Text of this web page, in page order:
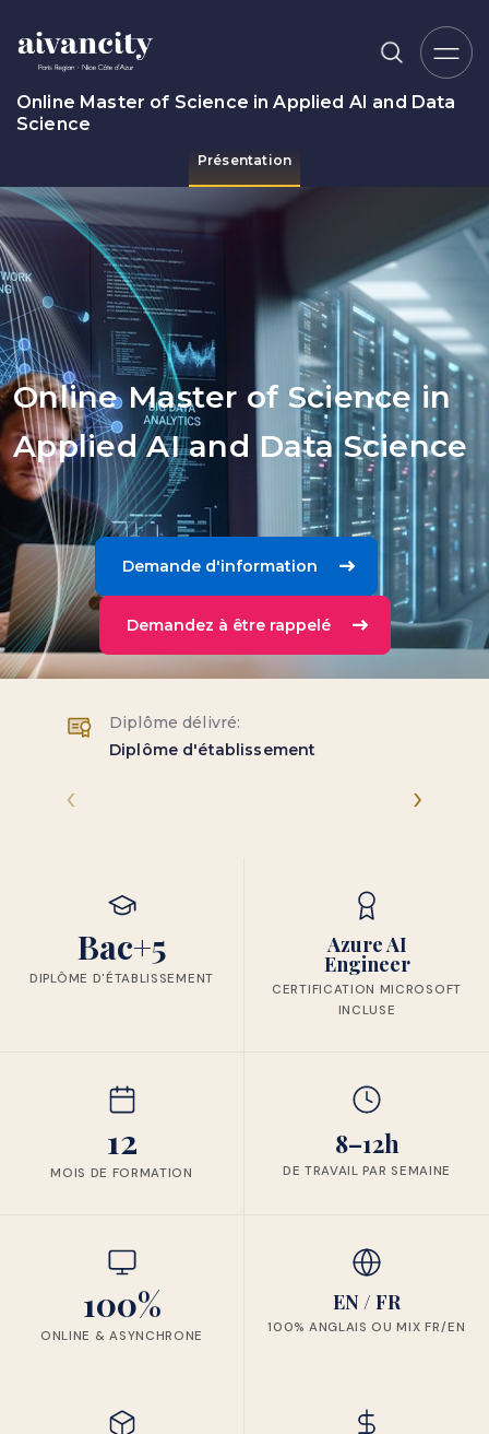
Online Master of Science in Applied AI and Data
Science
Présentation
Fil d'Ariane
Online Master of Science in
Applied AI and Data Science
Demande d'information
Demandez à être rappelé
Diplôme délivré:
Diplôme d'établissement
‹ ›
Bac+5
DIPLÔME D'ÉTABLISSEMENT
Azure AI
Engineer
CERTIFICATION MICROSOFT
INCLUSE
12
MOIS DE FORMATION
8–12h
DE TRAVAIL PAR SEMAINE
100%
ONLINE & ASYNCHRONE
EN / FR
100% ANGLAIS OU MIX FR/EN